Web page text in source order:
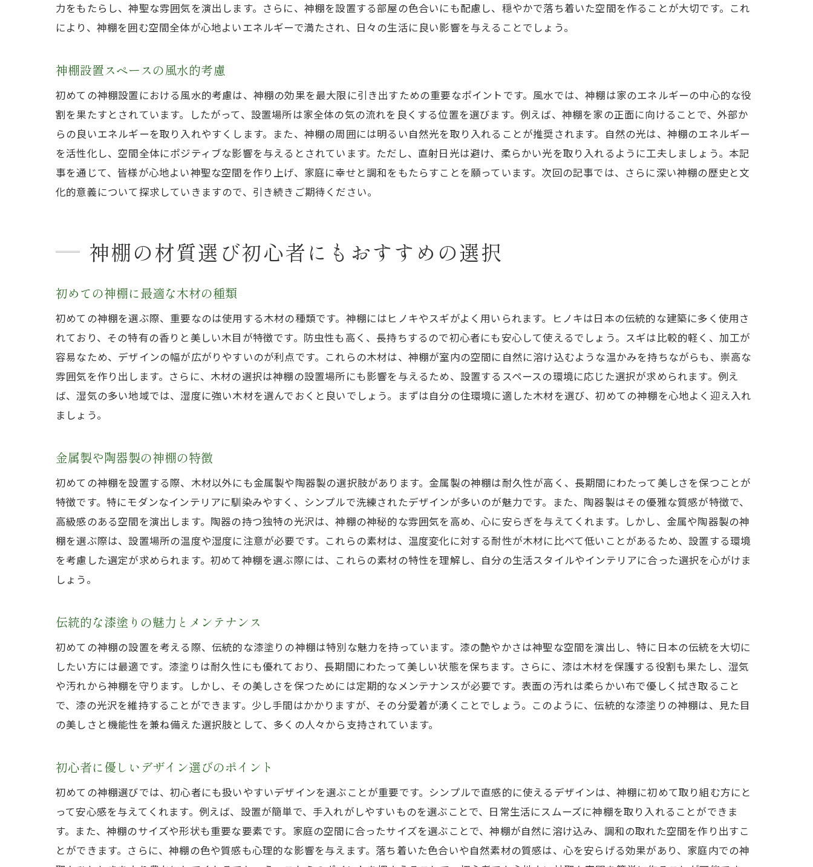
神棚を中心にしたリラックス空間の作り方
日々のストレスを和らげる神道の教え
神棚を活用した心のリフレッシュ法
神棚設置初心者が知っておくべきポイント
設置前に知っておきたい基礎知識
初めての神棚設置で避けるべきミス
初心者向け神棚設置チェックリスト
神棚を長く使うための注意点
神棚を中心にしたライフスタイルの提案
心豊かな暮らしをもたらす神棚の役割
神棚を活かした家庭内の文化形成
生活に彩りを添える神棚の選び方
神棚を通じて自己成長を促す方法
力をもたらし、神聖な雰囲気を演出します。さらに、神棚を設置する部屋の色合いにも配慮し、穏やかで落ち着いた空間を作ることが大切です。これ
により、神棚を囲む空間全体が心地よいエネルギーで満たされ、日々の生活に良い影響を与えることでしょう。
神棚設置スペースの風水的考慮
初めての神棚設置における風水的考慮は、神棚の効果を最大限に引き出すための重要なポイントです。風水では、神棚は家のエネルギーの中心的な役
割を果たすとされています。したがって、設置場所は家全体の気の流れを良くする位置を選びます。例えば、神棚を家の正面に向けることで、外部か
らの良いエネルギーを取り入れやすくします。また、神棚の周囲には明るい自然光を取り入れることが推奨されます。自然の光は、神棚のエネルギー
を活性化し、空間全体にポジティブな影響を与えるとされています。ただし、直射日光は避け、柔らかい光を取り入れるように工夫しましょう。本記
事を通じて、皆様が心地よい神聖な空間を作り上げ、家庭に幸せと調和をもたらすことを願っています。次回の記事では、さらに深い神棚の歴史と文
化的意義について探求していきますので、引き続きご期待ください。
神棚の材質選び初心者にもおすすめの選択
初めての神棚に最適な木材の種類
初めての神棚を選ぶ際、重要なのは使用する木材の種類です。神棚にはヒノキやスギがよく用いられます。ヒノキは日本の伝統的な建築に多く使用さ
れており、その特有の香りと美しい木目が特徴です。防虫性も高く、長持ちするので初心者にも安心して使えるでしょう。スギは比較的軽く、加工が
容易なため、デザインの幅が広がりやすいのが利点です。これらの木材は、神棚が室内の空間に自然に溶け込むような温かみを持ちながらも、崇高な
雰囲気を作り出します。さらに、木材の選択は神棚の設置場所にも影響を与えるため、設置するスペースの環境に応じた選択が求められます。例え
ば、湿気の多い地域では、湿度に強い木材を選んでおくと良いでしょう。まずは自分の住環境に適した木材を選び、初めての神棚を心地よく迎え入れ
ましょう。
金属製や陶器製の神棚の特徴
初めての神棚を設置する際、木材以外にも金属製や陶器製の選択肢があります。金属製の神棚は耐久性が高く、長期間にわたって美しさを保つことが
特徴です。特にモダンなインテリアに馴染みやすく、シンプルで洗練されたデザインが多いのが魅力です。また、陶器製はその優雅な質感が特徴で、
高級感のある空間を演出します。陶器の持つ独特の光沢は、神棚の神秘的な雰囲気を高め、心に安らぎを与えてくれます。しかし、金属や陶器製の神
棚を選ぶ際は、設置場所の温度や湿度に注意が必要です。これらの素材は、温度変化に対する耐性が木材に比べて低いことがあるため、設置する環境
を考慮した選定が求められます。初めて神棚を選ぶ際には、これらの素材の特性を理解し、自分の生活スタイルやインテリアに合った選択を心がけま
しょう。
伝統的な漆塗りの魅力とメンテナンス
初めての神棚の設置を考える際、伝統的な漆塗りの神棚は特別な魅力を持っています。漆の艶やかさは神聖な空間を演出し、特に日本の伝統を大切に
したい方には最適です。漆塗りは耐久性にも優れており、長期間にわたって美しい状態を保ちます。さらに、漆は木材を保護する役割も果たし、湿気
や汚れから神棚を守ります。しかし、その美しさを保つためには定期的なメンテナンスが必要です。表面の汚れは柔らかい布で優しく拭き取ること
で、漆の光沢を維持することができます。少し手間はかかりますが、その分愛着が湧くことでしょう。このように、伝統的な漆塗りの神棚は、見た目
の美しさと機能性を兼ね備えた選択肢として、多くの人々から支持されています。
初心者に優しいデザイン選びのポイント
初めての神棚選びでは、初心者にも扱いやすいデザインを選ぶことが重要です。シンプルで直感的に使えるデザインは、神棚に初めて取り組む方にと
って安心感を与えてくれます。例えば、設置が簡単で、手入れがしやすいものを選ぶことで、日常生活にスムーズに神棚を取り入れることができま
す。また、神棚のサイズや形状も重要な要素です。家庭の空間に合ったサイズを選ぶことで、神棚が自然に溶け込み、調和の取れた空間を作り出すこ
とができます。さらに、神棚の色や質感も心理的な影響を与えます。落ち着いた色合いや自然素材の質感は、心を安らげる効果があり、家庭内での神